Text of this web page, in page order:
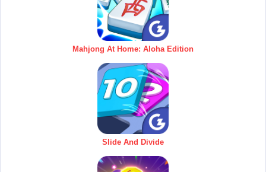
Mahjong At Home: Aloha Edition
Slide And Divide